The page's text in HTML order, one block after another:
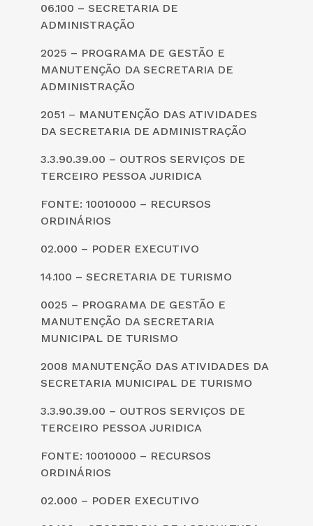
06.100 – SECRETARIA DE
ADMINISTRAÇÃO
2025 – PROGRAMA DE GESTÃO E
MANUTENÇÃO DA SECRETARIA DE
ADMINISTRAÇÃO
2051 – MANUTENÇÃO DAS ATIVIDADES
DA SECRETARIA DE ADMINISTRAÇÃO
3.3.90.39.00 – OUTROS SERVIÇOS DE
TERCEIRO PESSOA JURIDICA
FONTE: 10010000 – RECURSOS
ORDINÁRIOS
02.000 – PODER EXECUTIVO
14.100 – SECRETARIA DE TURISMO
0025 – PROGRAMA DE GESTÃO E
MANUTENÇÃO DA SECRETARIA
MUNICIPAL DE TURISMO
2008 MANUTENÇÃO DAS ATIVIDADES DA
SECRETARIA MUNICIPAL DE TURISMO
3.3.90.39.00 – OUTROS SERVIÇOS DE
TERCEIRO PESSOA JURIDICA
FONTE: 10010000 – RECURSOS
ORDINÁRIOS
02.000 – PODER EXECUTIVO